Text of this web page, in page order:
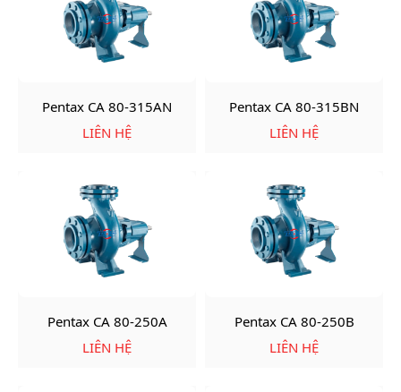
Pentax CA 80-315AN
LIÊN HỆ
Pentax CA 80-315BN
LIÊN HỆ
Pentax CA 80-250A
LIÊN HỆ
Pentax CA 80-250B
LIÊN HỆ